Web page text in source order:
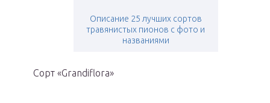
Описание 25 лучших сортов
травянистых пионов с фото и
названиями
Сорт «Grandiflora»